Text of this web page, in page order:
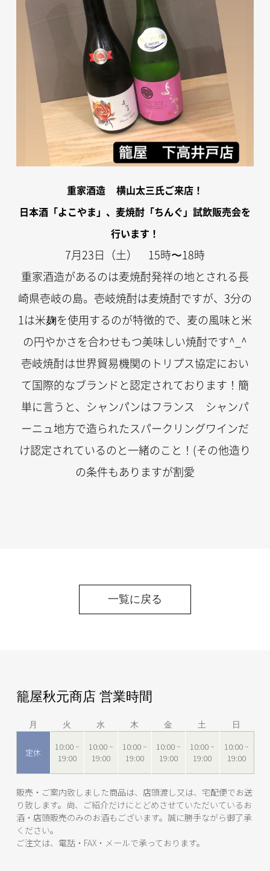
重家酒造
横山太三氏ご来店！
日本酒「よこやま」、麦焼酎「ちんぐ」試飲販売会を
行います！
7月23日（土） 15時〜18時
重家酒造があるのは麦焼酎発祥の地とされる長
崎県壱岐の島。壱岐焼酎は麦焼酎ですが、3分の
1は米麹を使用するのが特徴的で、麦の風味と米
の円やかさを合わせもつ美味しい焼酎です^_^
壱岐焼酎は世界貿易機関のトリプス協定におい
て国際的なブランドと認定されております！簡
単に言うと、シャンパンはフランス シャンパ
ーニュ地方で造られたスパークリングワインだ
け認定されているのと一緒のこと！(その他造り
の条件もありますが割愛
一覧に戻る
籠屋秋元商店 営業時間
月 火 水 木 金 土 日
定休
10:00 ~
19:00
10:00 ~
19:00
10:00 ~
19:00
10:00 ~
19:00
10:00 ~
19:00
10:00 ~
19:00
販売・ご案内致しました商品は、店頭渡し又は、宅配便でお送
り致します。尚、ご紹介だけにとどめさせていただいているお
酒・店頭販売のみのお酒もございます。誠に勝手ながら御了承
ください。
ご注文は、電話・FAX・メールで承っております。